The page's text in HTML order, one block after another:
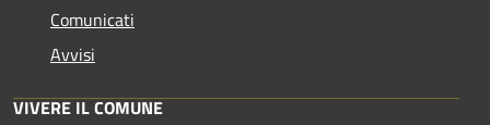
Comunicati
Avvisi
VIVERE IL COMUNE